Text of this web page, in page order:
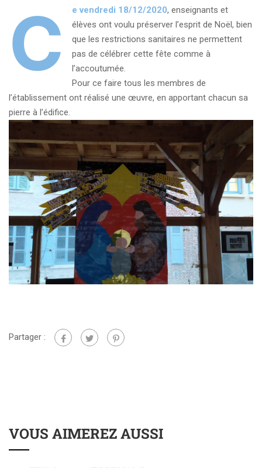
C e vendredi 18/12/2020, enseignants et
élèves ont voulu préserver l’esprit de Noël, bien
que les restrictions sanitaires ne permettent
pas de célébrer cette fête comme à
l’accoutumée.
Pour ce faire tous les membres de
l’établissement ont réalisé une œuvre, en apportant chacun sa
pierre à l’édifice.
Partager :
VOUS AIMEREZ AUSSI